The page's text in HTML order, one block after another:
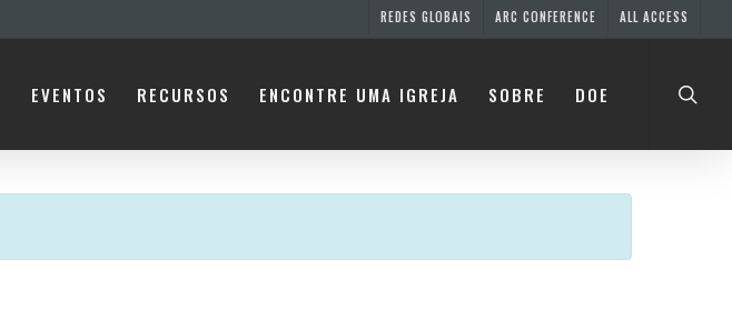
REDES GLOBAIS ARC CONFERENCE ALL ACCESS
EVENTOS RECURSOS ENCONTRE UMA IGREJA SOBRE DOE